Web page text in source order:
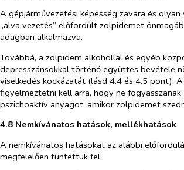
A gépjárművezetési képesség zavara és olyan
„alva vezetés” előfordult zolpidemet
adagban alkalmazva.
Továbbá, a zolpidem alkohollal és egyéb
depresszánsokkal történő együttes bevétele
viselkedés kockázatát (lásd 4.4 és 4.5 pont).
figyelmeztetni kell arra, hogy ne
pszichoaktív anyagot, amikor zolpidemet
4.8 Nemkívánatos hatások, mellékhatások
A nemkívánatos hatásokat az alábbi
megfelelően tüntettük fel: